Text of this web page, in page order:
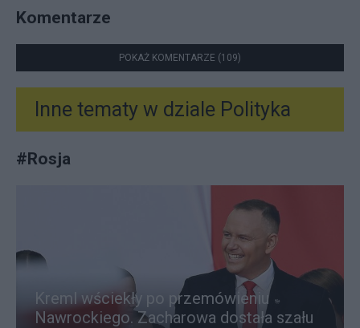
Komentarze
POKAŻ KOMENTARZE (109)
Inne tematy w dziale Polityka
#Rosja
Kreml wściekły po przemówieniu
Nawrockiego. Zacharowa dostała szału